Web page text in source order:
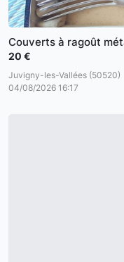
Couverts à ragoût
20 €
Juvigny-les-Vallées (50520)
04/08/2026 16:17